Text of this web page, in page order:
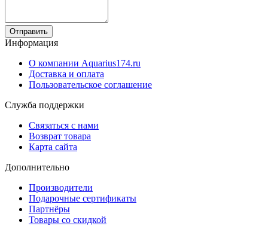
Отправить
Информация
О компании Aquarius174.ru
Доставка и оплата
Пользовательское соглашение
Служба поддержки
Связаться с нами
Возврат товара
Карта сайта
Дополнительно
Производители
Подарочные сертификаты
Партнёры
Товары со скидкой